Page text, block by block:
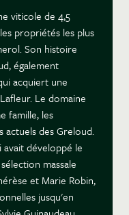
viticole de 4,5
propriétés les plus
Son histoire
également
acquiert une
Le domaine
famille, les
actuels des Greloud.
développé le
massale
et Marie Robin,
jusqu'en